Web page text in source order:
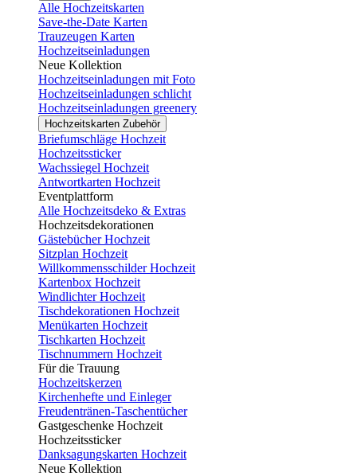
Alle Hochzeitskarten
Save-the-Date Karten
Trauzeugen Karten
Hochzeitseinladungen
Neue Kollektion
Hochzeitseinladungen mit Foto
Hochzeitseinladungen schlicht
Hochzeitseinladungen greenery
Hochzeitskarten Zubehör
Briefumschläge Hochzeit
Hochzeitssticker
Wachssiegel Hochzeit
Antwortkarten Hochzeit
Eventplattform
Alle Hochzeitsdeko & Extras
Hochzeitsdekorationen
Gästebücher Hochzeit
Sitzplan Hochzeit
Willkommensschilder Hochzeit
Kartenbox Hochzeit
Windlichter Hochzeit
Tischdekorationen Hochzeit
Menükarten Hochzeit
Tischkarten Hochzeit
Tischnummern Hochzeit
Für die Trauung
Hochzeitskerzen
Kirchenhefte und Einleger
Freudentränen-Taschentücher
Gastgeschenke Hochzeit
Hochzeitssticker
Danksagungskarten Hochzeit
Neue Kollektion